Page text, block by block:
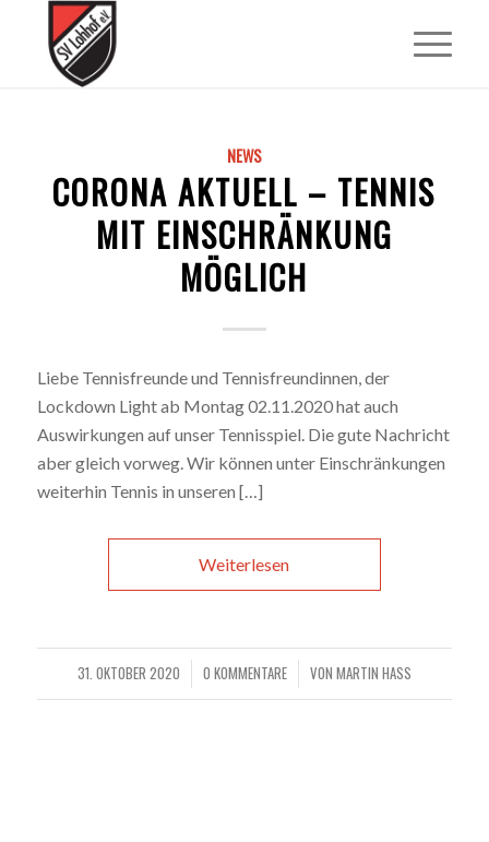
NEWS
CORONA AKTUELL – TENNIS
MIT EINSCHRÄNKUNG
MÖGLICH
Liebe Tennisfreunde und Tennisfreundinnen, der
Lockdown Light ab Montag 02.11.2020 hat auch
Auswirkungen auf unser Tennisspiel. Die gute Nachricht
aber gleich vorweg. Wir können unter Einschränkungen
weiterhin Tennis in unseren […]
Weiterlesen
31. OKTOBER 2020
/ 0 KOMMENTARE
/ VON MARTIN HASS